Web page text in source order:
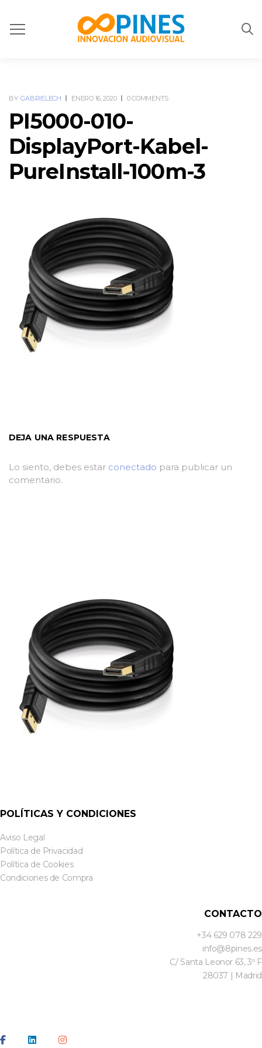
BY GABRIELECH ENERO 16, 2020 0 COMMENTS
PI5000-010-
DisplayPort-Kabel-
PureInstall-100m-3
DEJA UNA RESPUESTA
Lo siento, debes estar conectado para publicar un
comentario.
POLÍTICAS Y CONDICIONES
Aviso Legal
Política de Privacidad
Política de Cookies
Condiciones de Compra
CONTACTO
+34 629 078 229
info@8pines.es
C/ Santa Leonor 63, 3º F
28037 | Madrid